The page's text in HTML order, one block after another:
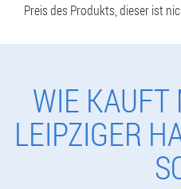
Preis des Produkts, dieser ist
WIE KAUFT
LEIPZIGER